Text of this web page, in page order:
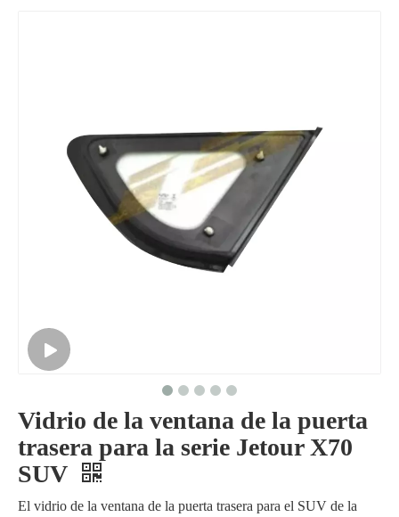
Vidrio de la ventana de la puerta
trasera para la serie Jetour X70
SUV
El vidrio de la ventana de la puerta trasera para el SUV de la